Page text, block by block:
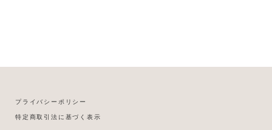
※ログインには、会員登録時に入力したメールアドレスおよびパスワ
会員のみなさまから提供された個人情報
どの大切な個人情報がネットサーバ上に登録されますが、当社はその
プライバシーポリシー
特定商取引法に基づく表示